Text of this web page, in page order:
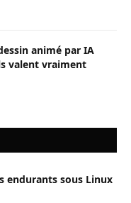
animé par IA
valent vraiment
endurants sous Linux